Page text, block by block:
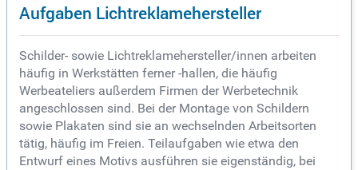
Aufgaben Lichtreklamehersteller
Schilder- sowie Lichtreklamehersteller/innen arbeiten
häufig in Werkstätten ferner -hallen, die häufig
Werbeateliers außerdem Firmen der Werbetechnik
angeschlossen sind. Bei der Montage von Schildern
sowie Plakaten sind sie an wechselnden Arbeitsorten
tätig, häufig im Freien. Teilaufgaben wie etwa den
Entwurf eines Motivs ausführen sie eigenständig, bei